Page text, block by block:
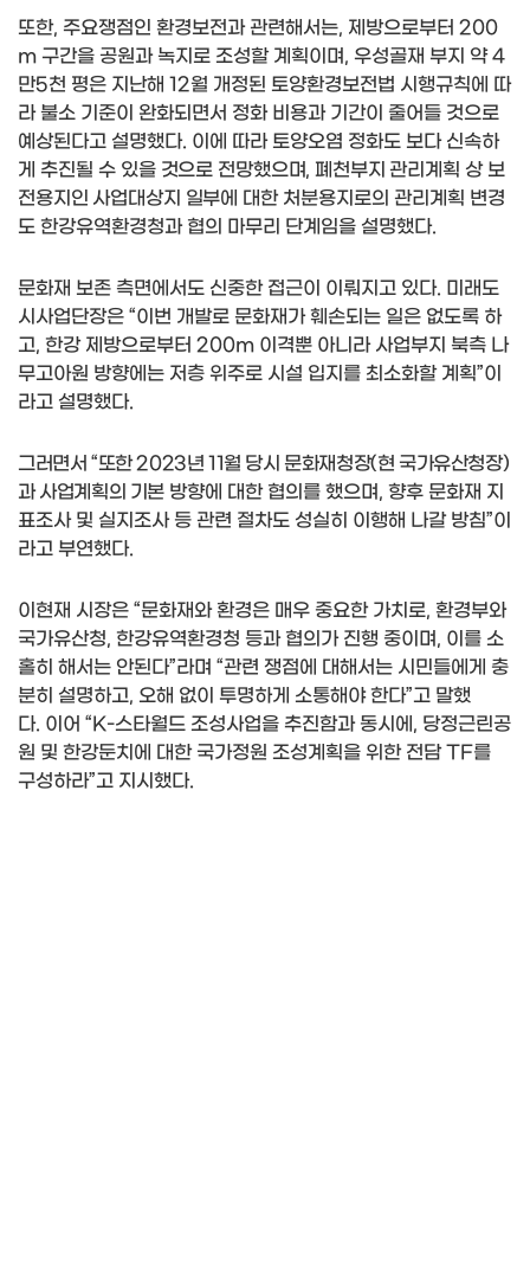
또한, 주요쟁점인 환경보전과 관련해서는, 제방으로부터 200
m 구간을 공원과 녹지로 조성할 계획이며, 우성골재 부지 약 4
만5천 평은 지난해 12월 개정된 토양환경보전법 시행규칙에 따
라 불소 기준이 완화되면서 정화 비용과 기간이 줄어들 것으로
예상된다고 설명했다. 이에 따라 토양오염 정화도 보다 신속하
게 추진될 수 있을 것으로 전망했으며, 폐천부지 관리계획 상 보
전용지인 사업대상지 일부에 대한 처분용지로의 관리계획 변경
도 한강유역환경청과 협의 마무리 단계임을 설명했다.
문화재 보존 측면에서도 신중한 접근이 이뤄지고 있다. 미래도
시사업단장은 “이번 개발로 문화재가 훼손되는 일은 없도록 하
고, 한강 제방으로부터 200m 이격뿐 아니라 사업부지 북측 나
무고아원 방향에는 저층 위주로 시설 입지를 최소화할 계획”이
라고 설명했다.
그러면서 “또한2023년 11월 당시 문화재청장(현 국가유산청장)
과 사업계획의 기본 방향에 대한 협의를 했으며, 향후 문화재 지
표조사 및 실지조사 등 관련 절차도 성실히 이행해 나갈 방침”이
라고 부연했다.
이현재 시장은 “문화재와 환경은 매우 중요한 가치로, 환경부와
국가유산청, 한강유역환경청 등과 협의가 진행 중이며, 이를 소
홀히 해서는 안된다”라며 “관련 쟁점에 대해서는 시민들에게 충
분히 설명하고, 오해 없이 투명하게 소통해야 한다”고 말했
다. 이어 “K-스타월드 조성사업을 추진함과 동시에 , 당정근린공
원 및 한강둔치에 대한 국가정원 조성계획을 위한 전담 TF를
구성하라”고 지시했다.